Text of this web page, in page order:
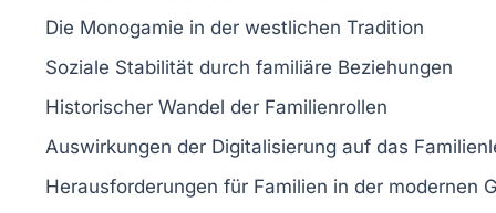
Die Monogamie in der westlichen Tradition
Soziale Stabilität durch familiäre Beziehungen
Historischer Wandel der Familienrollen
Auswirkungen der Digitalisierung auf das
Herausforderungen für Familien in der modernen